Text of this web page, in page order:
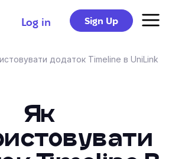
Log in Sign Up
додаток Timeline в UniLink
Як